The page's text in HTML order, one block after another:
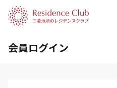
会員ログイン